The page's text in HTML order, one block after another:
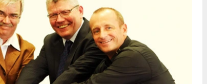
TOPTICA erwirbt
Laserdiodenhersteller eagleyard
„Zusammenschluss stärkt Berlin als Zentrum für
die Optischen Technologien“